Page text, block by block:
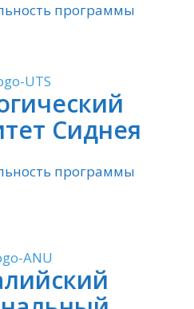
программы
Сиднея
программы